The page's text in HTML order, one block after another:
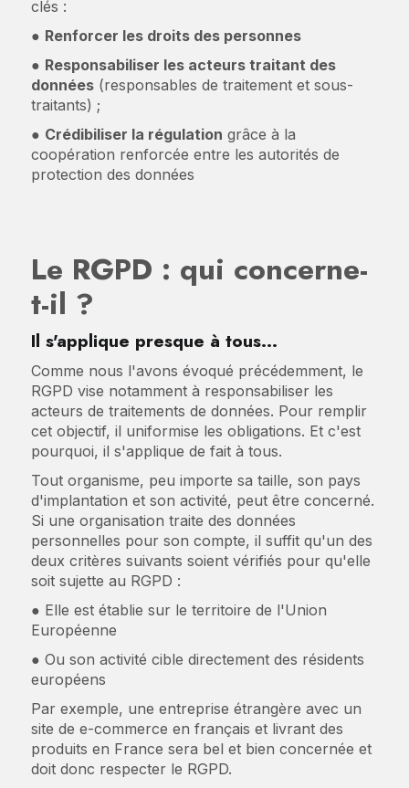
clés :
● Renforcer les droits des personnes
● Responsabiliser les acteurs traitant des
données(responsables de traitement et sous-
traitants) ;
● Crédibiliser la régulation grâce à la
coopération renforcée entre les autorités de
protection des données
Le RGPD : qui concerne-
t-il ?
Il s'applique presque à tous…
Comme nous l'avons évoqué précédemment, le
RGPD vise notamment à responsabiliser les
acteurs de traitements de données. Pour remplir
cet objectif, il uniformise les obligations. Et c'est
pourquoi, il s'applique de fait à tous.
Tout organisme, peu importe sa taille, son pays
d'implantation et son activité, peut être concerné.
Si une organisation traite des données
personnelles pour son compte, il suffit qu'un des
deux critères suivants soient vérifiés pour qu'elle
soit sujette au RGPD :
● Elle est établie sur le territoire de l'Union
Européenne
● Ou son activité cible directement des résidents
européens
Par exemple, une entreprise étrangère avec un
site de e-commerce en français et livrant des
produits en France sera bel et bien concernée et
doit donc respecter le RGPD.